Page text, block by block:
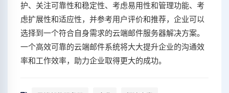
护、关注可靠性和稳定性、考虑易用性和管理功能、考
虑扩展性和适应性，并参考用户评价和推荐，企业可以
选择到一个符合自身需求的云端邮件服务器解决方案。
一个高效可靠的云端邮件系统将大大提升企业的沟通效
率和工作效率，助力企业取得更大的成功。